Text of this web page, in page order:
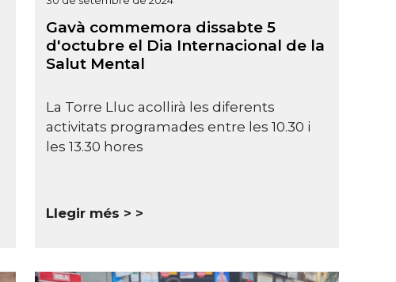
Gavà commemora dissabte 5
d'octubre el Dia Internacional de la
Salut Mental
La Torre Lluc acollirà les diferents
activitats programades entre les 10.30 i
les 13.30 hores
Llegir més >